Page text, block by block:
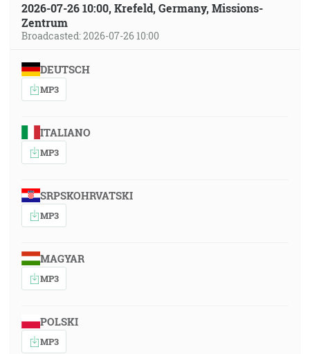
2026-07-26 10:00, Krefeld, Germany, Missions-
Zentrum
Broadcasted: 2026-07-26 10:00
DEUTSCH
MP3
ITALIANO
MP3
SRPSKOHRVATSKI
MP3
MAGYAR
MP3
POLSKI
MP3